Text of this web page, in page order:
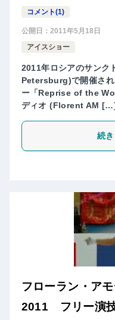
コメント(1)
公開日： 2011年5月18日
アイスショー
2011年ロシアのサンク
Petersburg)で開催され
ー「Reprise of the
ディオ (Florent AM
続
フローラン・ア
2011 フリー演